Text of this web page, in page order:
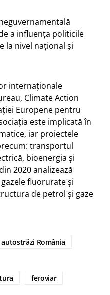
a influența politicile
la nivel național și
internaționale
Climate Action
Europene pentru
este implicată în
iar proiectele
transportul
bioenergia și
2020 analizează
fluorurate și
de petrol și gaze
autostrăzi România
feroviar